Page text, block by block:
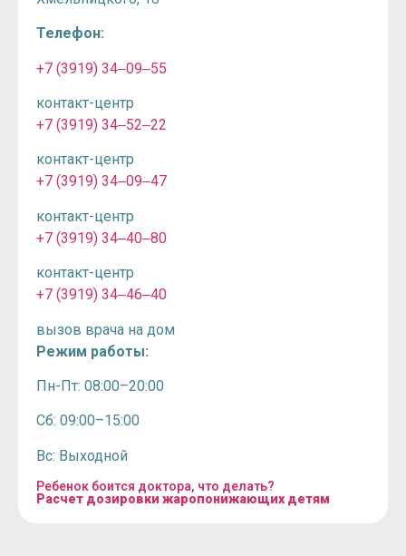
Телефон:
+7 (3919) 34‒09‒55
контакт-центр
+7 (3919) 34‒52‒22
контакт-центр
+7 (3919) 34‒09‒47
контакт-центр
+7 (3919) 34‒40‒80
контакт-центр
+7 (3919) 34‒46‒40
вызов врача на дом
Режим работы:
Пн-Пт: 08:00–20:00
Сб: 09:00–15:00
Вс: Выходной
Ребенок боится доктора, что делать?
Расчет дозировки жаропонижающих детям